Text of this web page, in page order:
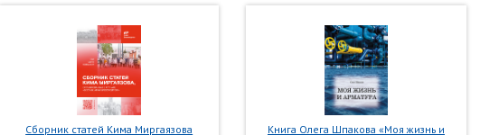
Сборник статей Кима Миргаязова
Книга Олега Шпакова «Моя жизнь и